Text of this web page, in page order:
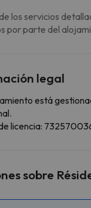
los servicios
por parte del
legal
está
licencia:
sobre